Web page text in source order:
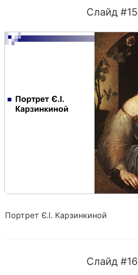
Слайд #15
Портрет Є.І. Карзинкиной
Слайд #16